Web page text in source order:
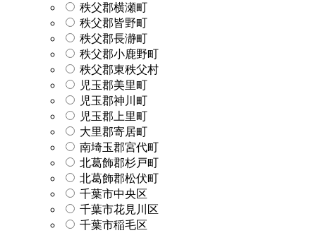
秩父郡横瀬町
秩父郡皆野町
秩父郡長瀞町
秩父郡小鹿野町
秩父郡東秩父村
児玉郡美里町
児玉郡神川町
児玉郡上里町
大里郡寄居町
南埼玉郡宮代町
北葛飾郡杉戸町
北葛飾郡松伏町
千葉市中央区
千葉市花見川区
千葉市稲毛区